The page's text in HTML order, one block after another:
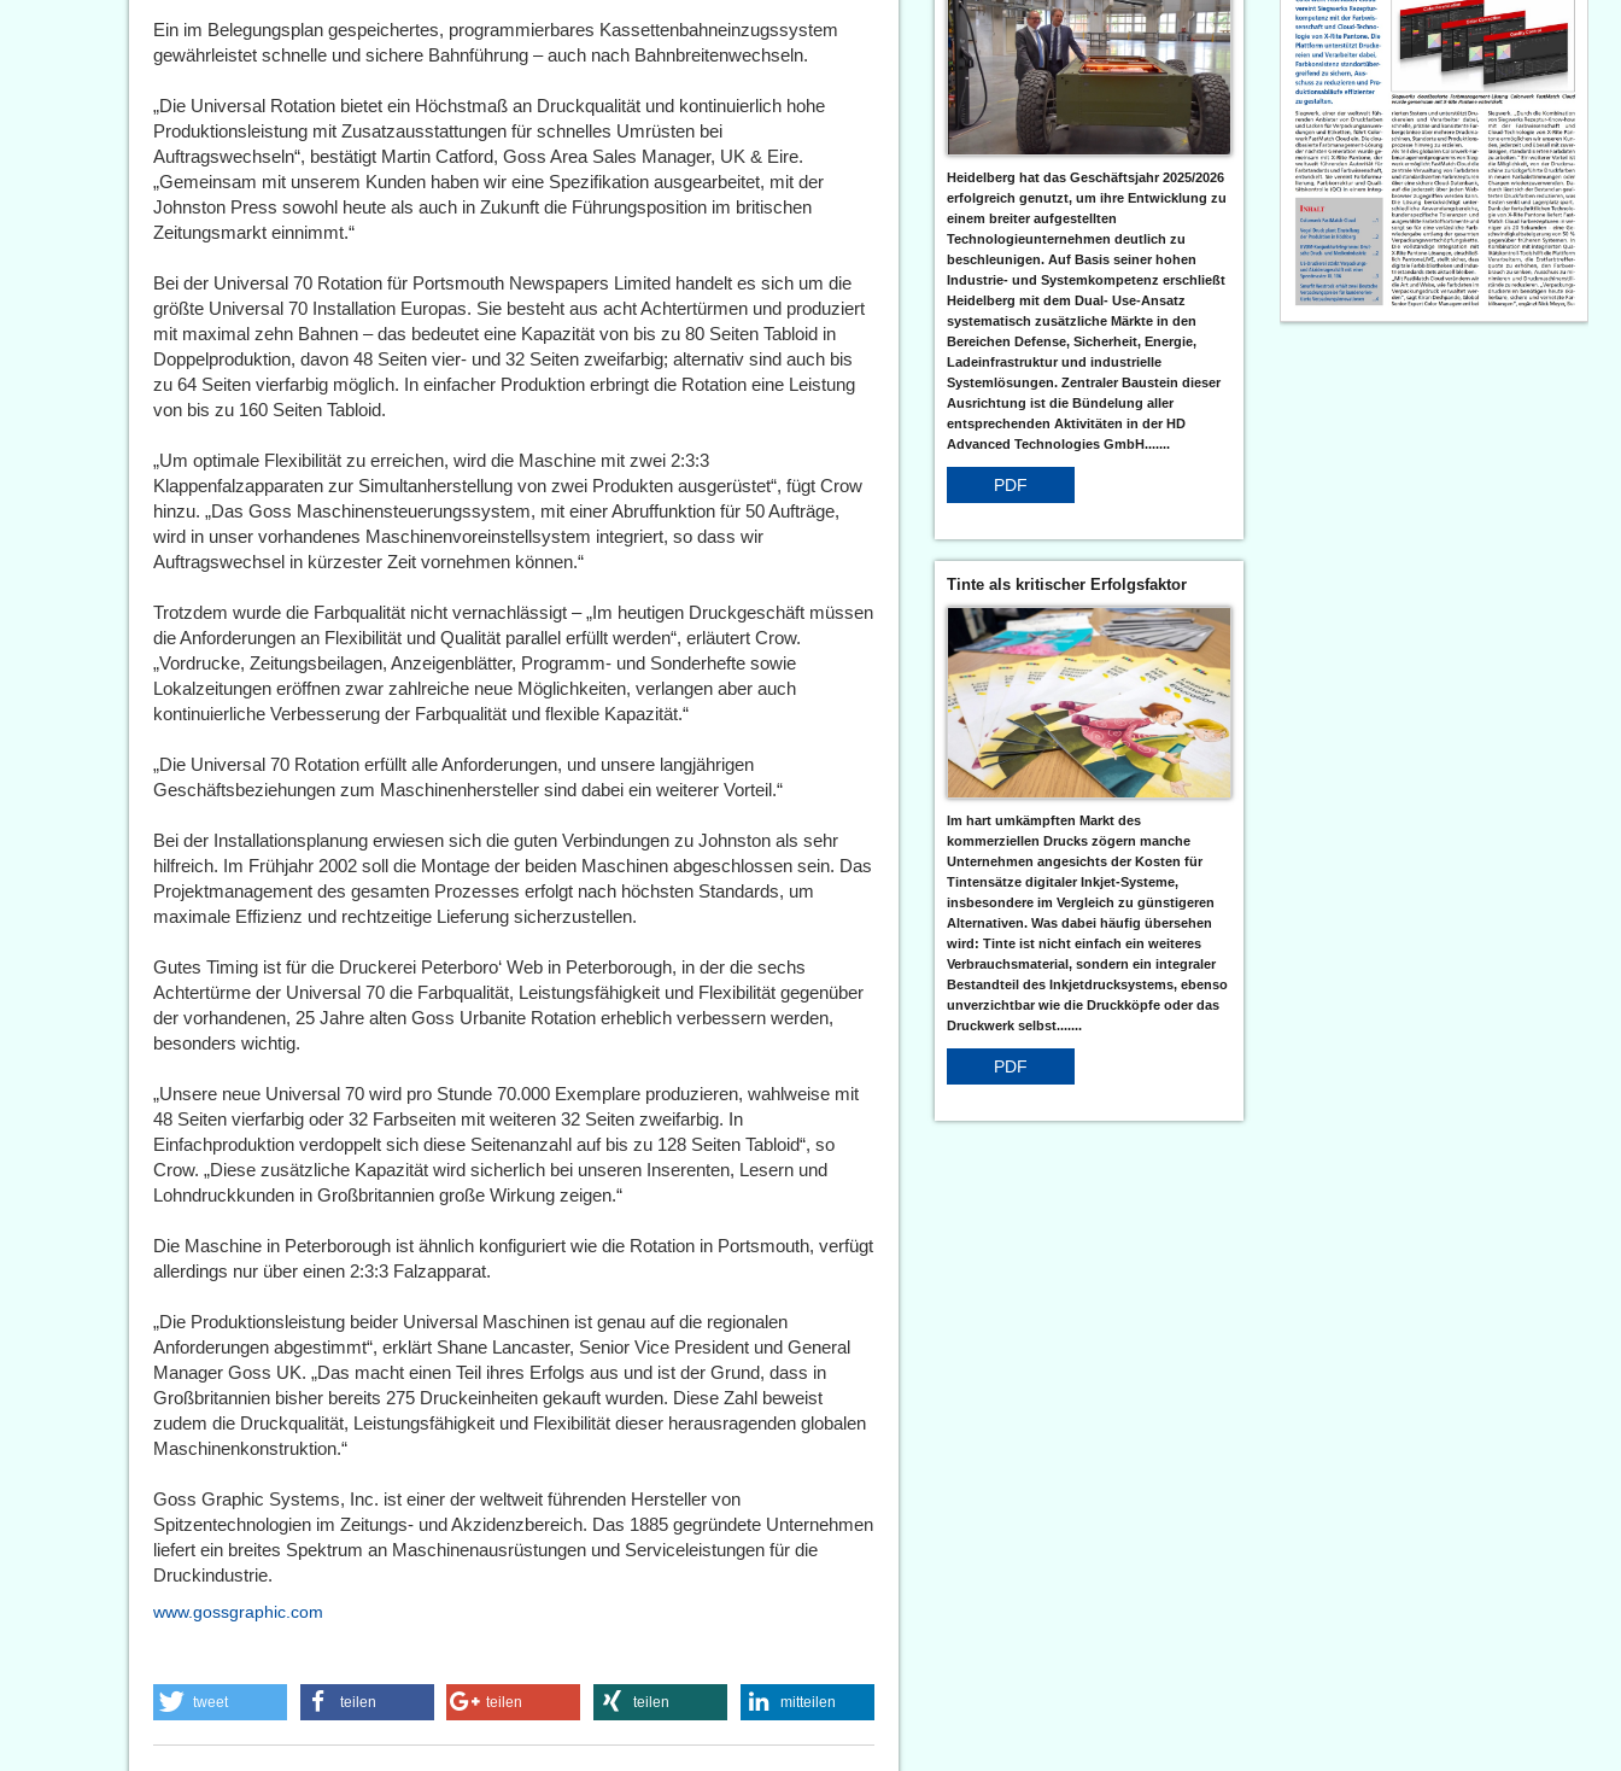
Ein im Belegungsplan gespeichertes, programmierbares Kassettenbahneinzugssystem
gewährleistet schnelle und sichere Bahnführung – auch nach Bahnbreitenwechseln.
„Die Universal Rotation bietet ein Höchstmaß an Druckqualität und kontinuierlich hohe
Produktionsleistung mit Zusatzausstattungen für schnelles Umrüsten bei
Auftragswechseln“, bestätigt Martin Catford, Goss Area Sales Manager, UK & Eire.
„Gemeinsam mit unserem Kunden haben wir eine Spezifikation ausgearbeitet, mit der
Johnston Press sowohl heute als auch in Zukunft die Führungsposition im britischen
Zeitungsmarkt einnimmt.“
Bei der Universal 70 Rotation für Portsmouth Newspapers Limited handelt es sich um die
größte Universal 70 Installation Europas. Sie besteht aus acht Achtertürmen und produziert
mit maximal zehn Bahnen – das bedeutet eine Kapazität von bis zu 80 Seiten Tabloid in
Doppelproduktion, davon 48 Seiten vier- und 32 Seiten zweifarbig; alternativ sind auch bis
zu 64 Seiten vierfarbig möglich. In einfacher Produktion erbringt die Rotation eine Leistung
von bis zu 160 Seiten Tabloid.
„Um optimale Flexibilität zu erreichen, wird die Maschine mit zwei 2:3:3
Klappenfalzapparaten zur Simultanherstellung von zwei Produkten ausgerüstet“, fügt Crow
hinzu. „Das Goss Maschinensteuerungssystem, mit einer Abruffunktion für 50 Aufträge,
wird in unser vorhandenes Maschinenvoreinstellsystem integriert, so dass wir
Auftragswechsel in kürzester Zeit vornehmen können.“
Trotzdem wurde die Farbqualität nicht vernachlässigt – „Im heutigen Druckgeschäft müssen
die Anforderungen an Flexibilität und Qualität parallel erfüllt werden“, erläutert Crow.
„Vordrucke, Zeitungsbeilagen, Anzeigenblätter, Programm- und Sonderhefte sowie
Lokalzeitungen eröffnen zwar zahlreiche neue Möglichkeiten, verlangen aber auch
kontinuierliche Verbesserung der Farbqualität und flexible Kapazität.“
„Die Universal 70 Rotation erfüllt alle Anforderungen, und unsere langjährigen
Geschäftsbeziehungen zum Maschinenhersteller sind dabei ein weiterer Vorteil.“
Bei der Installationsplanung erwiesen sich die guten Verbindungen zu Johnston als sehr
hilfreich. Im Frühjahr 2002 soll die Montage der beiden Maschinen abgeschlossen sein. Das
Projektmanagement des gesamten Prozesses erfolgt nach höchsten Standards, um
maximale Effizienz und rechtzeitige Lieferung sicherzustellen.
Gutes Timing ist für die Druckerei Peterboro‘ Web in Peterborough, in der die sechs
Achtertürme der Universal 70 die Farbqualität, Leistungsfähigkeit und Flexibilität gegenüber
der vorhandenen, 25 Jahre alten Goss Urbanite Rotation erheblich verbessern werden,
besonders wichtig.
„Unsere neue Universal 70 wird pro Stunde 70.000 Exemplare produzieren, wahlweise mit
48 Seiten vierfarbig oder 32 Farbseiten mit weiteren 32 Seiten zweifarbig. In
Einfachproduktion verdoppelt sich diese Seitenanzahl auf bis zu 128 Seiten Tabloid“, so
Crow. „Diese zusätzliche Kapazität wird sicherlich bei unseren Inserenten, Lesern und
Lohndruckkunden in Großbritannien große Wirkung zeigen.“
Die Maschine in Peterborough ist ähnlich konfiguriert wie die Rotation in Portsmouth, verfügt
allerdings nur über einen 2:3:3 Falzapparat.
„Die Produktionsleistung beider Universal Maschinen ist genau auf die regionalen
Anforderungen abgestimmt“, erklärt Shane Lancaster, Senior Vice President und General
Manager Goss UK. „Das macht einen Teil ihres Erfolgs aus und ist der Grund, dass in
Großbritannien bisher bereits 275 Druckeinheiten gekauft wurden. Diese Zahl beweist
zudem die Druckqualität, Leistungsfähigkeit und Flexibilität dieser herausragenden globalen
Maschinenkonstruktion.“
Goss Graphic Systems, Inc. ist einer der weltweit führenden Hersteller von
Spitzentechnologien im Zeitungs- und Akzidenzbereich. Das 1885 gegründete Unternehmen
liefert ein breites Spektrum an Maschinenausrüstungen und Serviceleistungen für die
Druckindustrie.
www.gossgraphic.com
tweet teilen teilen teilen mitteilen
Heidelberg hat das Geschäftsjahr 2025/2026
erfolgreich genutzt, um ihre Entwicklung zu
einem breiter aufgestellten
Technologieunternehmen deutlich zu
beschleunigen. Auf Basis seiner hohen
Industrie- und Systemkompetenz erschließt
Heidelberg mit dem Dual- Use-Ansatz
systematisch zusätzliche Märkte in den
Bereichen Defense, Sicherheit, Energie,
Ladeinfrastruktur und industrielle
Systemlösungen. Zentraler Baustein dieser
Ausrichtung ist die Bündelung aller
entsprechenden Aktivitäten in der HD
Advanced Technologies GmbH.......
PDF
Tinte als kritischer Erfolgsfaktor
Im hart umkämpften Markt des
kommerziellen Drucks zögern manche
Unternehmen angesichts der Kosten für
Tintensätze digitaler Inkjet-Systeme,
insbesondere im Vergleich zu günstigeren
Alternativen. Was dabei häufig übersehen
wird: Tinte ist nicht einfach ein weiteres
Verbrauchsmaterial, sondern ein integraler
Bestandteil des Inkjetdrucksystems, ebenso
unverzichtbar wie die Druckköpfe oder das
Druckwerk selbst.......
PDF